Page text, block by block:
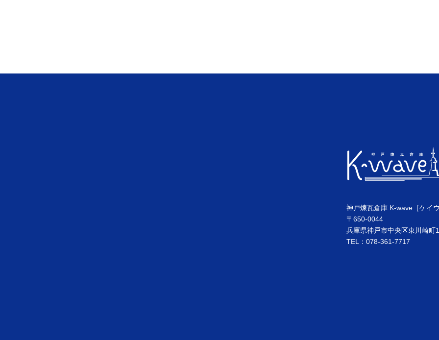
神戸煉瓦倉庫 K-wave［ケイ
〒650-0044
兵庫県神戸市中央区東川崎町
TEL：078-361-7717